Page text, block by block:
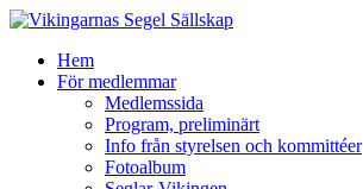
Hem
För medlemmar
Medlemssida
Program, preliminärt
Info från styrelsen och kommittéer
Fotoalbum